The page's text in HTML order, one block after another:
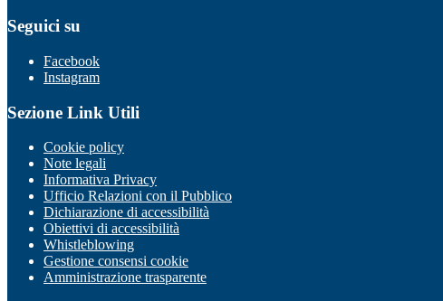
Seguici su
Facebook
Instagram
Sezione Link Utili
Cookie policy
Note legali
Informativa Privacy
Ufficio Relazioni con il Pubblico
Dichiarazione di accessibilità
Obiettivi di accessibilità
Whistleblowing
Gestione consensi cookie
Amministrazione trasparente